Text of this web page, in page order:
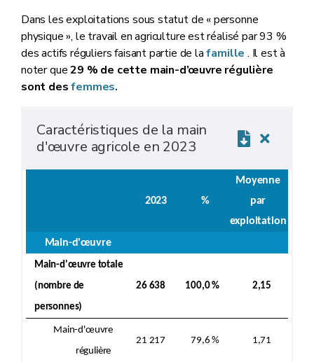
Dans les exploitations sous statut de « personne
physique », le travail en agriculture est réalisé par 93 %
des actifs réguliers faisant partie de lafamille . Il est à
noter que29 % de cette main-d’œuvre régulière
sont desfemmes.
Caractéristiques de la main
d'œuvre agricole en 2023
2023 %
Moyenne
par
exploitation
Main-d'œuvre
Main-d'œuvre totale
(nombre de
personnes)
26 638 100,0 % 2,15
Main-d'œuvre
régulière
21 217 79,6 % 1,71